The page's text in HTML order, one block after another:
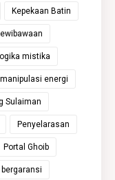
Kepekaan Batin
logika mistika
manipulasi energi
Sulaiman
Penyelarasan
Portal Ghoib